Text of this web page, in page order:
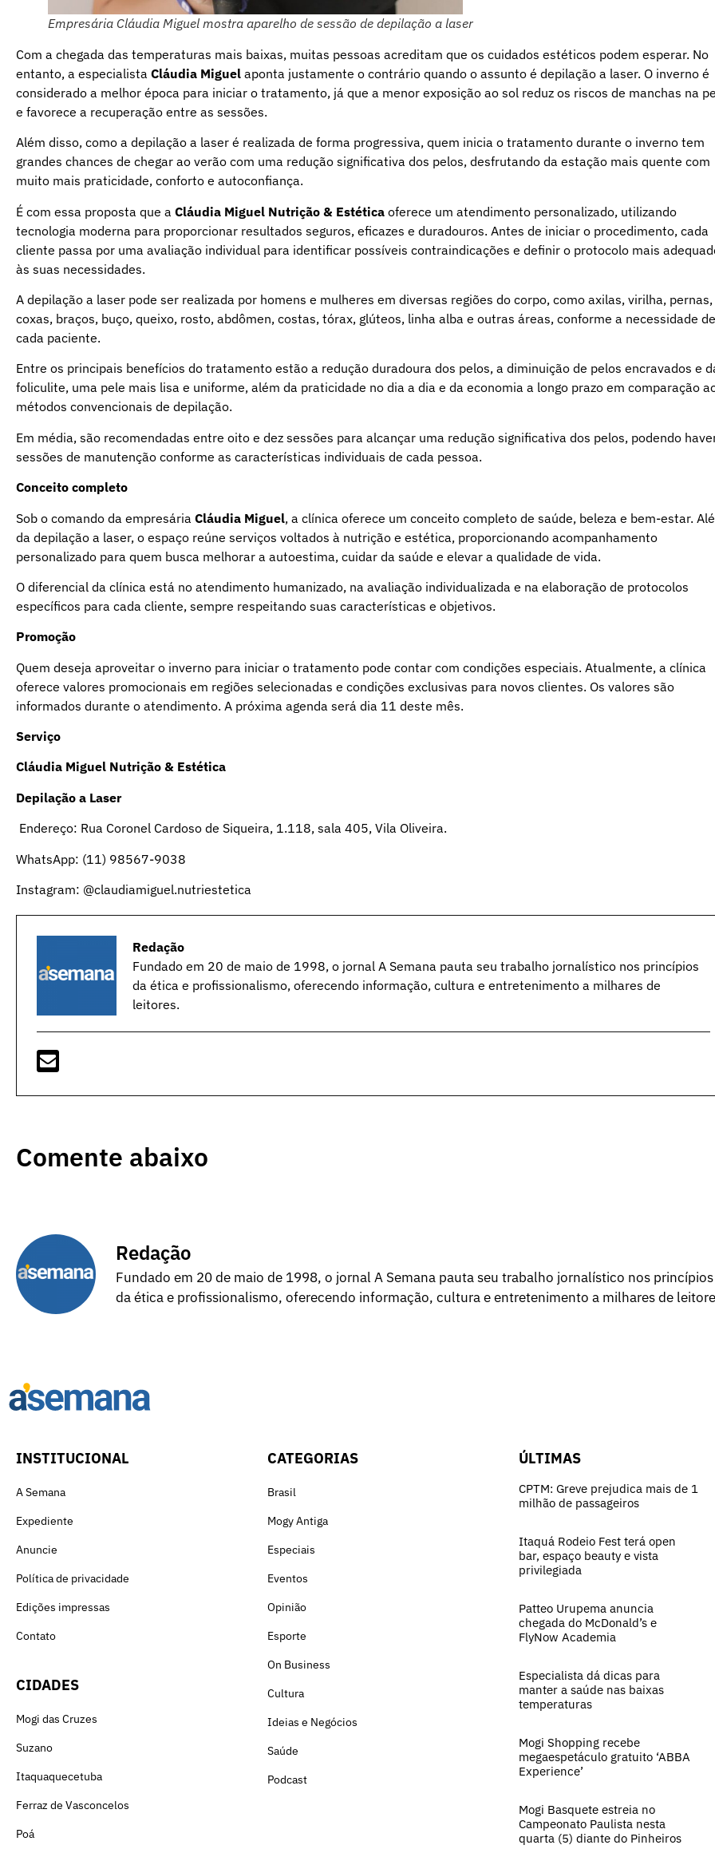
Empresária Cláudia Miguel mostra aparelho de sessão de depilação a laser
Com a chegada das temperaturas mais baixas, muitas pessoas acreditam que os cuidados estéticos podem esperar. No
entanto, a especialista Cláudia Miguel aponta justamente o contrário quando o assunto é depilação a laser. O inverno é
considerado a melhor época para iniciar o tratamento, já que a menor exposição ao sol reduz os riscos de manchas na
e favorece a recuperação entre as sessões.
Além disso, como a depilação a laser é realizada de forma progressiva, quem inicia o tratamento durante o inverno tem
grandes chances de chegar ao verão com uma redução significativa dos pelos, desfrutando da estação mais quente com
muito mais praticidade, conforto e autoconfiança.
É com essa proposta que a Cláudia Miguel Nutrição & Estética oferece um atendimento personalizado, utilizando
tecnologia moderna para proporcionar resultados seguros, eficazes e duradouros. Antes de iniciar o procedimento, cada
cliente passa por uma avaliação individual para identificar possíveis contraindicações e definir o protocolo mais
às suas necessidades.
A depilação a laser pode ser realizada por homens e mulheres em diversas regiões do corpo, como axilas, virilha, pernas,
coxas, braços, buço, queixo, rosto, abdômen, costas, tórax, glúteos, linha alba e outras áreas, conforme a necessidade de
cada paciente.
Entre os principais benefícios do tratamento estão a redução duradoura dos pelos, a diminuição de pelos encravados e
foliculite, uma pele mais lisa e uniforme, além da praticidade no dia a dia e da economia a longo prazo em comparação
métodos convencionais de depilação.
Em média, são recomendadas entre oito e dez sessões para alcançar uma redução significativa dos pelos, podendo
sessões de manutenção conforme as características individuais de cada pessoa.
Conceito completo
Sob o comando da empresária Cláudia Miguel, a clínica oferece um conceito completo de saúde, beleza e bem-estar.
da depilação a laser, o espaço reúne serviços voltados à nutrição e estética, proporcionando acompanhamento
personalizado para quem busca melhorar a autoestima, cuidar da saúde e elevar a qualidade de vida.
O diferencial da clínica está no atendimento humanizado, na avaliação individualizada e na elaboração de protocolos
específicos para cada cliente, sempre respeitando suas características e objetivos.
Promoção
Quem deseja aproveitar o inverno para iniciar o tratamento pode contar com condições especiais. Atualmente, a clínica
oferece valores promocionais em regiões selecionadas e condições exclusivas para novos clientes. Os valores são
informados durante o atendimento. A próxima agenda será dia 11 deste mês.
Serviço
Cláudia Miguel Nutrição & Estética
Depilação a Laser
Endereço: Rua Coronel Cardoso de Siqueira, 1.118, sala 405, Vila Oliveira.
WhatsApp: (11) 98567-9038
Instagram: @claudiamiguel.nutriestetica
Redação
Fundado em 20 de maio de 1998, o jornal A Semana pauta seu trabalho jornalístico nos princípios
da ética e profissionalismo, oferecendo informação, cultura e entretenimento a milhares de
leitores.
Comente abaixo
Redação
Fundado em 20 de maio de 1998, o jornal A Semana pauta seu trabalho jornalístico nos princípios
da ética e profissionalismo, oferecendo informação, cultura e entretenimento a milhares de
INSTITUCIONAL
A Semana
Expediente
Anuncie
Política de privacidade
Edições impressas
Contato
CIDADES
Mogi das Cruzes
Suzano
Itaquaquecetuba
Ferraz de Vasconcelos
Poá
CATEGORIAS
Brasil
Mogy Antiga
Especiais
Eventos
Opinião
Esporte
On Business
Cultura
Ideias e Negócios
Saúde
Podcast
ÚLTIMAS
CPTM: Greve prejudica mais de 1
milhão de passageiros
Itaquá Rodeio Fest terá open
bar, espaço beauty e vista
privilegiada
Patteo Urupema anuncia
chegada do McDonald’s e
FlyNow Academia
Especialista dá dicas para
manter a saúde nas baixas
temperaturas
Mogi Shopping recebe
megaespetáculo gratuito ‘ABBA
Experience’
Mogi Basquete estreia no
Campeonato Paulista nesta
quarta (5) diante do Pinheiros